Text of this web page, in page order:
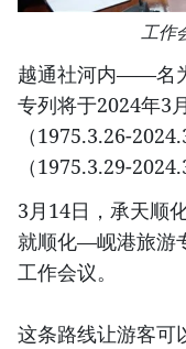
工作
越通社河内——名
专列将于2024年3
（1975.3.26-
（1975.3.29-
3月14日，承天顺
就顺化—岘港旅游
工作会议。
这条路线让游客可